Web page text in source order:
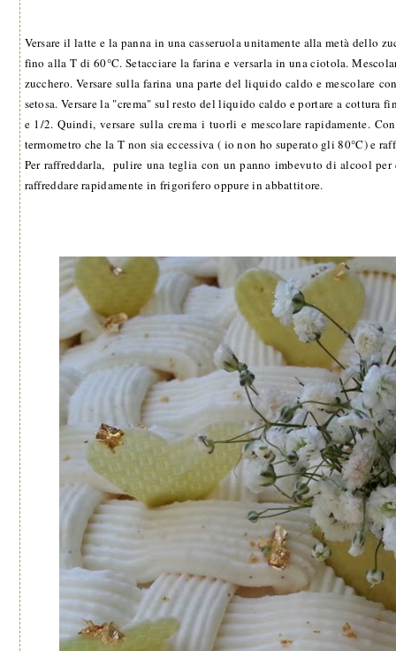
Versare il latte e la panna in una casseruola unitamente alla metà dello
fino alla T di 60°C. Setacciare la farina e versarla in una ciotola.
zucchero. Versare sulla farina una parte del liquido caldo e mescolare
setosa. Versare la "crema" sul resto del liquido caldo e portare a cottura
e 1/2. Quindi, versare sulla crema i tuorli e mescolare rapidamente.
termometro che la T non sia eccessiva ( io non ho superato gli 80°C) e
Per raffreddarla, pulire una teglia con un panno imbevuto di alcool
raffreddare rapidamente in frigorifero oppure in abbattitore.